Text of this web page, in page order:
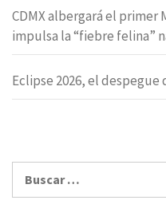
CDMX albergará el primer
impulsa la “fiebre felina”
Eclipse 2026, el